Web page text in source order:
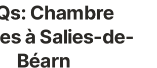
Chambre
à Salies-de-
Béarn